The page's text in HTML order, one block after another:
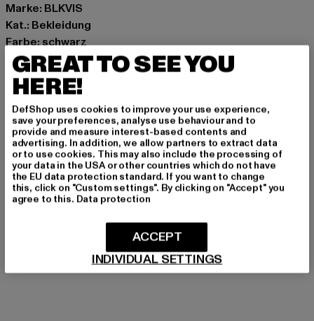
Marke: BLKVIS
Kat.: Bekleidung
Farbe: schwarz
Hersteller Farbe: black
Materialzusammensetzung: 100% Baumwolle
Art.Nr: 42614100-00007
Hersteller: Play Hard GmbH |mail@blkvis.de
Landwehrstrasse 70A | 80336 München | DE
GRÖSSE & PASSFORM
PFLEGEHINWEISE
LIEFERUNG & RÜCKGABE
GREAT TO SEE YOU
HERE!
DefShop uses cookies to improve your use experience,
save your preferences, analyse use behaviour and to
provide and measure interest-based contents and
advertising. In addition, we allow partners to extract data
or to use cookies. This may also include the processing of
your data in the USA or other countries which do not have
the EU data protection standard. If you want to change
this, click on "Custom settings". By clicking on "Accept" you
agree to this. Data protection
INDIVIDUAL SETTINGS
ACCEPT